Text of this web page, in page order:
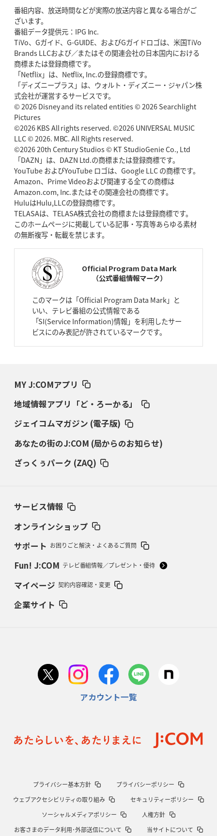
2026年5月21日(木)更新
狭山RG、ライチェル海遥スタッフ入り
ッション
2026年5月14日(木)更新
神戸、1位通過の立役者レタリック
「悲運の闘将」宮地克実氏死去 熱血指導で埼玉WKの基礎築く
2026年4月30日(木)更新
BR東京、「ユニバーサルデー」の意義「特別からノーマルへ」が最終
ゴール
2026年4月23日(木)更新
元代表ラピース、今季限りで引退「クボタは10年いた自分のホーム」
2026年4月16日(木)更新
BL東京「強化拠点」を「共有財産」に新クラブハウスは「皆に開かれ
た空間」
2026年4月9日(木)更新
スティーラーズ、名門復活の足音
2026年4月2日(木)更新
2026年3月26日(木)更新
AZ-COM丸和、リーグワンへ参入決定 「フィールド丸ごと計測機器」の
ダイナボアーズ、“逆輸入SO”三宅駿
「ニュージーランドのフレア（閃
2026年3月5日(木)更新
2026年2月19日(木)更新
37年女子W杯招致への課題と期待
2026年2月12日(木)更新
2026年2月5日(木)更新
占い方
首位スピアーズ、充実の攻撃力 「湧き出る」パスでトライ量産
2026年1月8日(木)更新
ルディケ「15番はゲームドライバ
2025年12月25日(木)更新
2025年12月18日(木)更新
番組内容、放送時間などが実際の放送内容と異なる場合がご
ざいます。
番組データ提供元：IPG Inc.
TiVo、Gガイド、G-GUIDE、およびGガイドロゴは、米国TiVo
Brands LLCおよび／またはその関連会社の日本国内における
商標または登録商標です。
「Netflix」は、Netflix, Inc.の登録商標です。
「ディズニープラス」は、ウォルト・ディズニー・ジャパン株
式会社が運営するサービスです。
© 2026 Disney and its related entities © 2026 Searchlight
Pictures
©2026 KBS All rights reserved. ©2026 UNIVERSAL MUSIC
LLC © 2026. MBC. All Rights reserved.
©2026 20th Century Studios © KT StudioGenie Co., Ltd
「DAZN」は、DAZN Ltd.の商標または登録商標です。
YouTube およびYouTube ロゴは、Google LLC の商標です。
Amazon、Prime Videoおよび関連する全ての商標は
Amazon.com, Inc.またはその関連会社の商標です。
HuluはHulu,LLCの登録商標です。
TELASAは、TELASA株式会社の商標または登録商標です。
このホームページに掲載している記事・写真等あらゆる素材
の無断複写・転載を禁じます。
Official Program Data Mark
（公式番組情報マーク）
このマークは「Official Program Data Mark」と
いい、テレビ番組の公式情報である
「SI(Service Information)情報」を利用したサー
ビスにのみ表記が許されているマークです。
MY J:COMアプリ
地域情報アプリ「ど・ろーかる」
ジェイコムマガジン (電子版)
あなたの街のJ:COM (局からのお知らせ)
ざっくぅパーク (ZAQ)
サービス情報
オンラインショップ
サポート お困りごと解決・よくあるご質問
Fun! J:COM テレビ番組情報／プレゼント・優待
マイページ 契約内容確認・変更
企業サイト
アカウント一覧
プライバシー基本方針
プライバシーポリシー
ウェブアクセシビリティの取り組み
セキュリティーポリシー
ソーシャルメディアポリシー
人権方針
お客さまのデータ利用･外部送信について
当サイトについて